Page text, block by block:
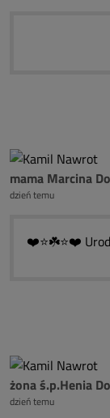
mama Marcina
dzień temu
❤️⭐☘️⭐❤️
żona ś.p.Henia
dzień temu